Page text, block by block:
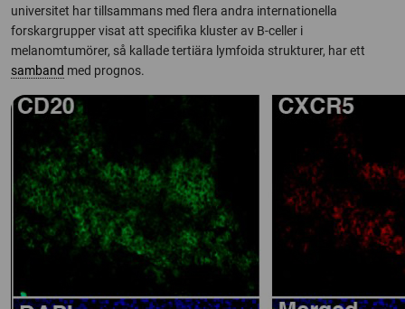
universitet har tillsammans med flera andra internationella
forskargrupper visat att specifika kluster av B-celler i
melanomtumörer, så kallade tertiära lymfoida strukturer, har ett
samband med prognos.